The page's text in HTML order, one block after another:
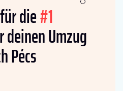
die#1
deinen Umzug
Pécs